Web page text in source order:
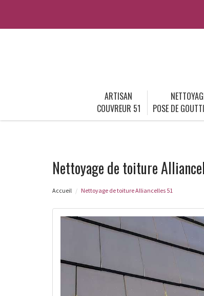
ARTISAN
COUVREUR 51
POSE DE
Nettoyage de toiture
Accueil Nettoyage de toiture Alliancelles 51